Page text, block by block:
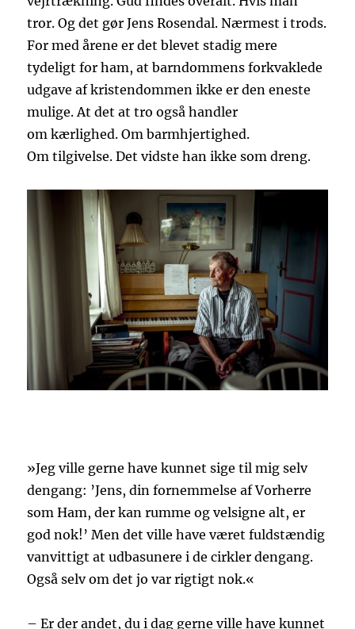
tror. Og det gør Jens Rosendal. Nærmest i trods.
For med årene er det blevet stadig mere
tydeligt for ham, at barndommens forkvaklede
udgave af kristendommen ikke er den eneste
mulige. At det at tro også handler
om kærlighed. Om barmhjertighed.
Om tilgivelse. Det vidste han ikke som dreng.
»Jeg ville gerne have kunnet sige til mig selv
dengang: ’Jens, din fornemmelse af Vorherre
som Ham, der kan rumme og velsigne alt, er
god nok!’ Men det ville have været fuldstændig
vanvittigt at udbasunere i de cirkler dengang.
Også selv om det jo var rigtigt nok.«
– Er der andet, du i dag gerne ville have kunnet